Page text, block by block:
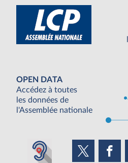
OPEN DATA
Accédez à toutes
les données de
l'Assemblée nationale